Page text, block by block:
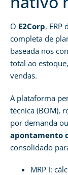
O E2Corp, ERP
completa de
baseada nos
total ao
vendas.
A plataforma
técnica (BOM),
por demanda
apontamento
consolidado
MRP I: